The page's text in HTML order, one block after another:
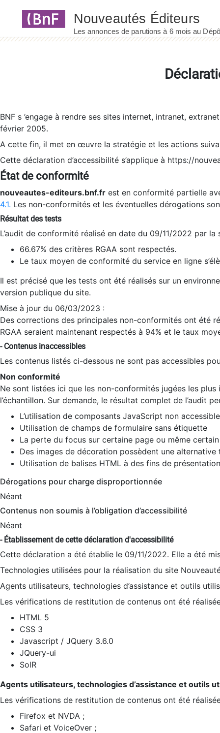
BNF s ’engage à rendre ses sites internet, intranet,
février 2005.
A cette fin, il met en œuvre la stratégie et les actions
Cette déclaration d’accessibilité s’applique à https://
État de conformité
nouveautes-editeurs.bnf.fr est en conformité partielle
4.1. Les non-conformités et les éventuelles dérogations
Résultat des tests
L’audit de conformité réalisé en date du 09/11/2022 par
66.67% des critères RGAA sont respectés.
Le taux moyen de conformité du service en ligne
Il est précisé que les tests ont été réalisés sur un
version publique du site.
Mise à jour du 06/03/2023 :
Des corrections des principales non-conformités ont été
RGAA seraient maintenant respectés à 94% et le taux
- Contenus inaccessibles
Les contenus listés ci-dessous ne sont pas accessibles
Non conformité
Ne sont listées ici que les non-conformités jugées les
l’échantillon. Sur demande, le résultat complet de l’audit
L’utilisation de composants JavaScript non
Utilisation de champs de formulaire sans étiquette
La perte du focus sur certaine page ou même
Des images de décoration possèdent une alternative
Utilisation de balises HTML à des fins de
Dérogations pour charge disproportionnée
Néant
Contenus non soumis à l’obligation d’accessibilité
Néant
- Établissement de cette déclaration d'accessibilité
Cette déclaration a été établie le 09/11/2022. Elle a été
Technologies utilisées pour la réalisation du site
Agents utilisateurs, technologies d’assistance et outils
Les vérifications de restitution de contenus ont été
HTML 5
CSS 3
Javascript / JQuery 3.6.0
JQuery-ui
SolR
Agents utilisateurs, technologies d’assistance et outils
Les vérifications de restitution de contenus ont été
Firefox et NVDA ;
Safari et VoiceOver ;